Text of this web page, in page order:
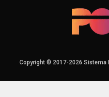
Copyright © 2017-2026 Sistema